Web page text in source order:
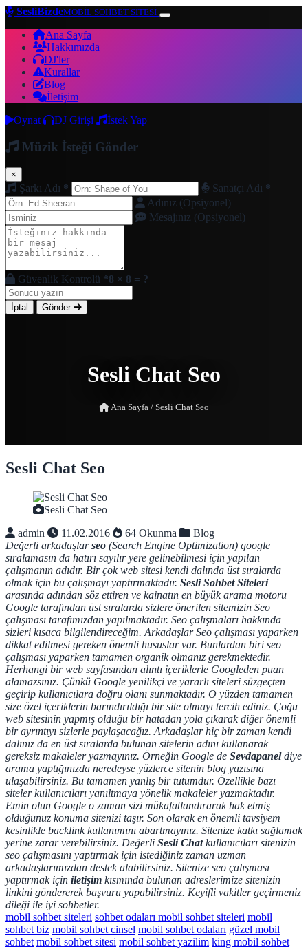
SesliBizdeMOBİL SOHBET SİTESİ
Ana Sayfa
Hakkımızda
DJ'ler
Kurallar
Blog
İletişim
Oynat
DJ Girişi İstek Yap
Müzik İsteği Gönder
×
Şarkı Adı * Sanatçı Adı *
Adınız (Opsiyonel)
Mesajınız (Opsiyonel)
Güvenlik Kontrolü *8 × 8 = ?
İptal Gönder
Sesli Chat Seo
Ana Sayfa / Sesli Chat Seo
Sesli Chat Seo
Sesli Chat Seo
admin
11.02.2016 64 Okunma
Blog
Değerli arkadaşlarseo (Search Engine Optimization) google
sıralamasın da hatırı sayılır yere gelinebilmesi için yapılan
çalışmanın adıdır. Bir çok web sitesi kendi dalında üst sıralarda
olmak için bu çalışmayı yaptırmaktadır. Sesli Sohbet Siteleri
arasında adından söz ettiren ve kainatın en büyük arama motoru
Google tarafından üst sıralarda sizlere önerilen sitemizin Seo
çalışması tarafımızdan yapılmaktadır. Seo çalışmaları hakkında
sizleri kısaca bilgilendireceğim. Arkadaşlar Seo çalışması yaparken
dikkat edilmesi gereken önemli hususlar var. Bunlardan biri seo
çalışması yaparken tamamen organik olmanız gerekmektedir.
Herhangi bir web sayfasından alıntı içeriklerle Googleden puan
alamazsınız. Çünkü Google yenilikçi ve yararlı siteleri süzgeçten
geçirip kullanıcılara doğru olanı sunmaktadır. O yüzden tamamen
size özel içeriklerin barındırıldığı bir site olmayı tercih ediniz. Çoğu
web sitesinin yapmış olduğu bir hatadan yola çıkarak diğer önemli
bir ayrıntıyı sizlerle paylaşacağız. Arkadaşlar hiç bir zaman kendi
dalınız da en üst sıralarda bulunan sitelerin adını kullanarak
gereksiz makaleler yazmayınız. Örneğin Google de Sevdapaneldiye
arama yaptığınızda neredeyse yüzlerce sitenin blog yazısına
ulaşabilirsiniz. Bu tamamen yanlış bir tutumdur. Özellikle bazı
siteler kullanıcıları yanıltmaya yönelik makaleler yazmaktadır.
Emin olun Google o zaman sizi mükafatlandırarak hak etmiş
olduğunuz konuma sitenizi taşır. Son olarak en önemli tavsiyem
kesinlikle backlink kullanımını abartmayınız. Sitenize katkı sağlamak
yerine zarar verebilirsiniz. Değerli Sesli Chatkullanıcıları sitenizin
seo çalışmasını yaptırmak için istediğiniz zaman uzman
arkadaşlarımızdan destek alabilirsiniz. Sitenize seo çalışması
yaptırmak için iletişim kısmında bulunan adreslerimize sitenizin
linkini göndererek başvuru yapabilirsiniz. Keyifli vakitler geçirmeniz
dileği ile iyi sohbetler.
mobil sohbet siteleri sohbet odaları mobil sohbet siteleri mobil
sohbet biz mobil sohbet cinsel mobil sohbet odaları güzel mobil
sohbet mobil sohbet sitesi mobil sohbet yazilim king mobil sohbet